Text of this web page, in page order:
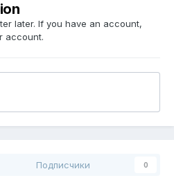
later. If you have an account,
account.
Подписчики 0